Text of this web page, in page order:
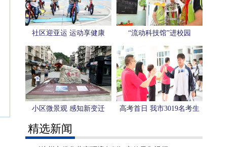
社区迎亚运 运动享健康 “流动科技馆”进校园
小区微景观 感知新变迁
高考首日 我市3019名考生
精选新闻